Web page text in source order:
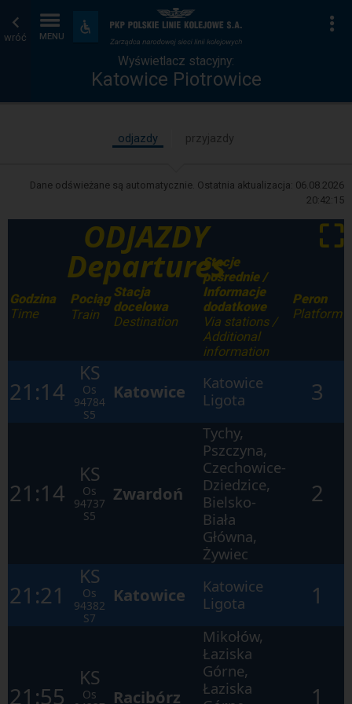
wróć MENU
Dostępność
i
udogodnienia
Wyświetlacz
stacyjny
Strona
główna
Wyświetlacz stacyjny:
Katowice Piotrowice
odjazdy przyjazdy
Dane odświeżane są automatycznie. Ostatnia aktualizacja: 06.08.2026
20:42:15
ODJAZDY
Departures
⛶
Godzina
Time
Pociąg
Train
Stacja
docelowa
Destination
Stacje
pośrednie /
Informacje
dodatkowe
Via stations /
Additional
information
Peron
Platform
21:14
KS
Os
94784
S5
Katowice
Katowice
Ligota
3
21:14
KS
Os
94737
S5
Zwardoń
Tychy,
Pszczyna,
Czechowice-
Dziedzice,
Bielsko-
Biała
Główna,
Żywiec
2
21:21
KS
Os
94382
S7
Katowice
Katowice
Ligota
1
21:55
KS
Os
Racibórz
Mikołów,
Łaziska
Górne,
Łaziska
1